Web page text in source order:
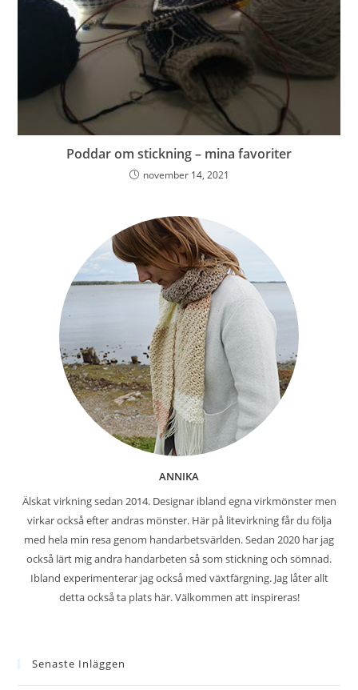
Poddar om stickning – mina favoriter
november 14, 2021
ANNIKA
Älskat virkning sedan 2014. Designar ibland egna virkmönster men
virkar också efter andras mönster. Här på litevirkning får du följa
med hela min resa genom handarbetsvärlden. Sedan 2020 har jag
också lärt mig andra handarbeten så som stickning och sömnad.
Ibland experimenterar jag också med växtfärgning. Jag låter allt
detta också ta plats här. Välkommen att inspireras!
Senaste Inläggen